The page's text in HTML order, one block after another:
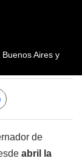
Aires y
de
abril la